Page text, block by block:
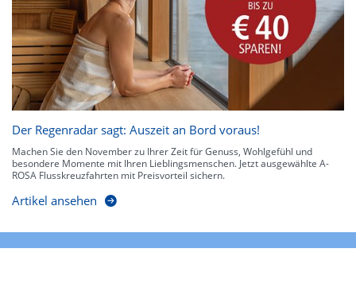
Der Regenradar sagt: Auszeit an Bord voraus!
Machen Sie den November zu Ihrer Zeit für Genuss, Wohlgefühl und
besondere Momente mit Ihren Lieblingsmenschen. Jetzt ausgewählte A-
ROSA Flusskreuzfahrten mit Preisvorteil sichern.
Artikel ansehen